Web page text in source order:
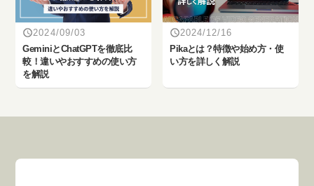
2024/09/03
‎GeminiとChatGPTを徹底比
較！違いやおすすめの使い方
を解説
2024/12/16
Pikaとは？特徴や始め方・使
い方を詳しく解説